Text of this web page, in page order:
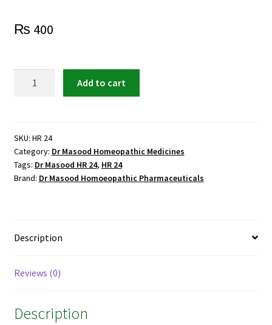
₨ 400
(FAIRY
FACE)
quantity
Add to cart
SKU: HR 24
Category: Dr Masood Homeopathic Medicines
Tags: Dr Masood HR 24, HR 24
Brand: Dr Masood Homoeopathic Pharmaceuticals
Description
Reviews (0)
Description